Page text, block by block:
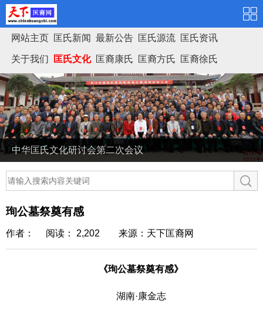
网站主页 匡氏新闻 最新公告 匡氏源流 匡氏资讯
关于我们 匡氏文化 匡裔康氏 匡裔方氏 匡裔徐氏
匡氏家谱
中华匡氏文化研讨会第二次会议
珣公墓祭奠有感
作者： 阅读： 2,202 来源：天下匡裔网
《珣公墓祭奠有感》
湖南·康金志